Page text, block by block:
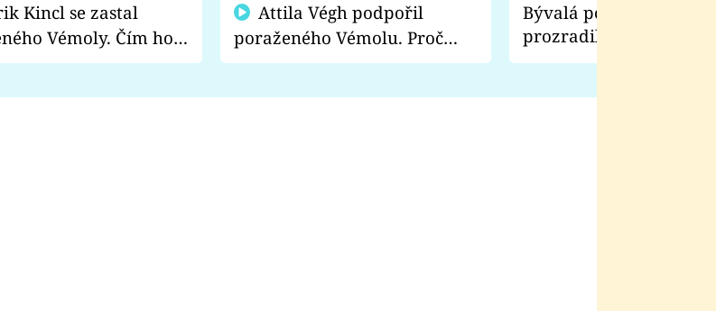
Vémoly. Čím ho
naštvali?
poraženého Vémolu. Proč
chce raději zápasit s ním než
Bývalá pornoherečka
prozradila, co ji
natáčení Euforie.